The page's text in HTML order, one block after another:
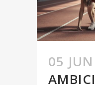
05 JUN